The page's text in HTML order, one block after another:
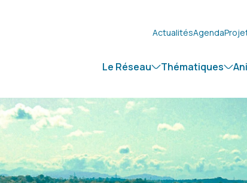
ActualitésAgenda
Le Réseau Thématiques